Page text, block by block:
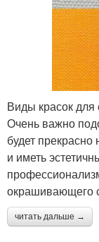
Виды красок для
Очень важно
будет
и иметь
окрашивающего
читать дальше →